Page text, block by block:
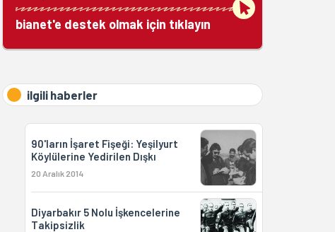
bianet'e destek olmak için tıklayın
ilgili haberler
90'ların İşaret Fişeği: Yeşilyurt
Köylülerine Yedirilen Dışkı
20 Aralık 2014
Diyarbakır 5 Nolu İşkencelerine
Takipsizlik